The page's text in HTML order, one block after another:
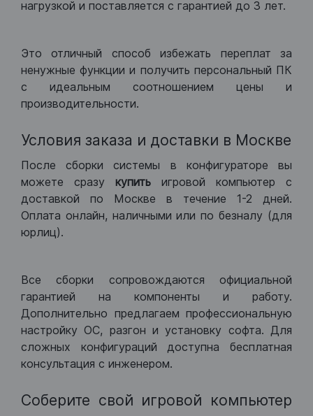
нагрузкой и поставляется с гарантией до 3 лет.
Это отличный способ избежать переплат за
ненужные функции и получить персональный ПК
с идеальным соотношением цены и
производительности.
Условия заказа и доставки в Москве
После сборки системы в конфигураторе вы
можете сразу купить игровой компьютер с
доставкой по Москве в течение 1-2 дней.
Оплата онлайн, наличными или по безналу (для
юрлиц).
Все сборки сопровождаются официальной
гарантией на компоненты и работу.
Дополнительно предлагаем профессиональную
настройку ОС, разгон и установку софта. Для
сложных конфигураций доступна бесплатная
консультация с инженером.
Соберите свой игровой компьютер